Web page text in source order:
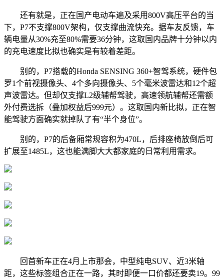
还有就是，正在国产电动车遍及采用800V高压平台的当
下，P7不支撑800V架构，仅支撑曲流快充。据车友反馈，车
辆电量从30%充至80%需要36分钟，这取国内品牌十分钟以内
的充电速度比拟也确实是有较着差距。
别的，P7搭载的Honda SENSING 360+智驾系统，硬件包
罗1个前视摄像头、4个多向摄像头、5个毫米波雷达和12个超
声波雷达。但却仅支撑L2级辅帮驾驶，高速领航辅帮还需额
外付费选拆（叠加权益后999元）。这取国内新比拟，正在智
能驾驶方面确实就掉队了有“半个身位”。
别的，P7的后备厢常规容积为470L，后排座椅放倒后可
扩展至1485L，这也能满脚大大都家庭的日常利用需求。
回首新车正在4月上市那会，中型纯电SUV、近3米轴
距，这些标签组合正在一路，其时即便一口价都还要卖19。99